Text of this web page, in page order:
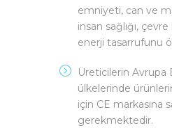
emniyeti, can ve
insan sağlığı,
enerji tasarrufunu
Üreticilerin Avrupa
ülkelerinde
için CE markasına
gerekmektedir.